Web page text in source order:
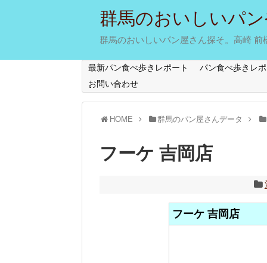
群馬のおいしいパ
群馬のおいしいパン屋さん探そ。高崎
最新パン食べ歩きレポート
パン食べ歩きレ
お問い合わせ
HOME 群馬のパン屋さんデータ
フーケ 吉岡店
フーケ 吉岡店